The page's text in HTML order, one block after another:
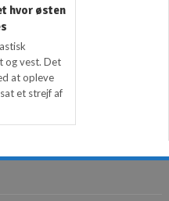
hvor østen
og vest. Det
at opleve
et strejf af